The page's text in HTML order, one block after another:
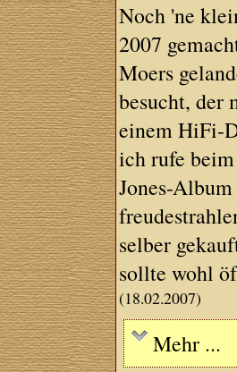
Noch 'ne
2007
Moers
besucht, der
einem HiFi-
ich rufe
Jones-
selber
sollte wohl
(18.02.2007)
Mehr ...